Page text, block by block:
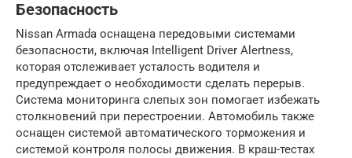
Безопасность
Nissan Armada оснащена передовыми системами
безопасности, включая Intelligent Driver Alertness,
которая отслеживает усталость водителя и
предупреждает о необходимости сделать перерыв.
Система мониторинга слепых зон помогает избежать
столкновений при перестроении. Автомобиль также
оснащен системой автоматического торможения и
системой контроля полосы движения. В краш-тестах